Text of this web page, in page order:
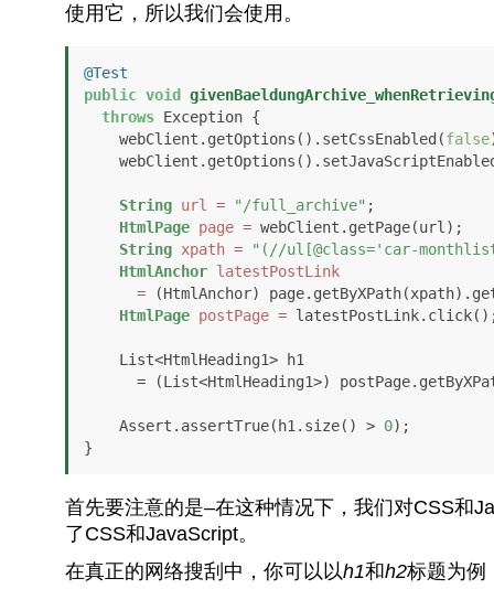
使用它，所以我们会使用。
@Test
public void
throws Exception {
    webClient.getOptions().setCssEnabled(
false
String url = "/full_archive" ;
HtmlPage page = webClient.getPage(url);
String xpath =
"(//ul[@class='car-
HtmlAnchor latestPostLink
= (HtmlAnchor)
HtmlPage postPage =
= (List<HtmlHeading1>)
    Assert.assertTrue(h1.size() >
0);
首先要注意的是–在这种情况下，我们对CSS和
了CSS和JavaScript。
在真正的网络搜刮中，你可以以h1和h2标题为例